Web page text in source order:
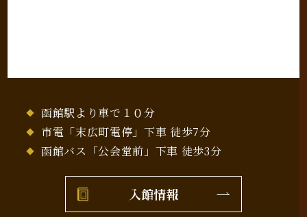
函館駅より車で１０分
市電「末広町電停」下車 徒歩7分
函館バス「公会堂前」下車 徒歩3分
入館情報